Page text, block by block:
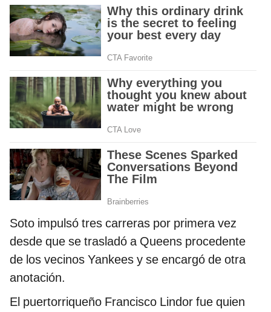
Soto impulsó tres carreras por primera vez
desde que se trasladó a Queens procedente
de los vecinos Yankees y se encargó de otra
anotación.
El puertorriqueño Francisco Lindor fue quien